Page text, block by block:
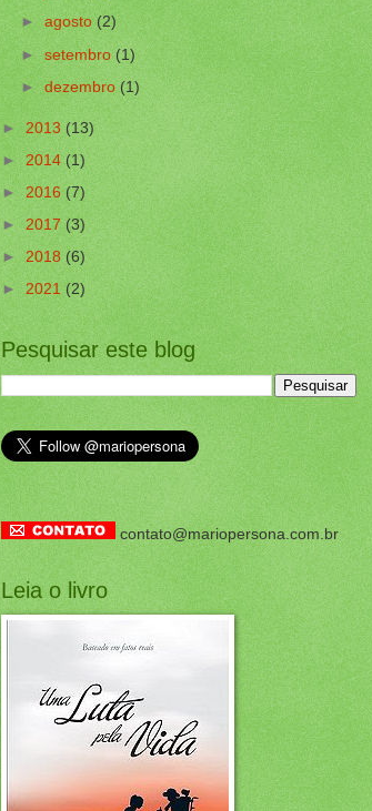
►agosto(2)
►setembro(1)
►dezembro(1)
►2013(13)
►2014(1)
►2016(7)
►2017(3)
►2018 (6)
►2021(2)
Pesquisar este blog
contato@mariopersona.com.br
Leia o livro